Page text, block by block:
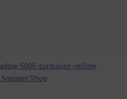
5000-turquoise-yellow
Shop